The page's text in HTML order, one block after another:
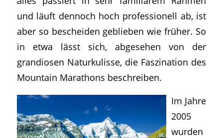
und läuft dennoch hoch professionell ab, ist
aber so bescheiden geblieben wie früher. So
in etwa lässt sich, abgesehen von der
grandiosen Naturkulisse, die Faszination des
Mountain Marathons beschreiben.
Im Jahre
2005
wurden